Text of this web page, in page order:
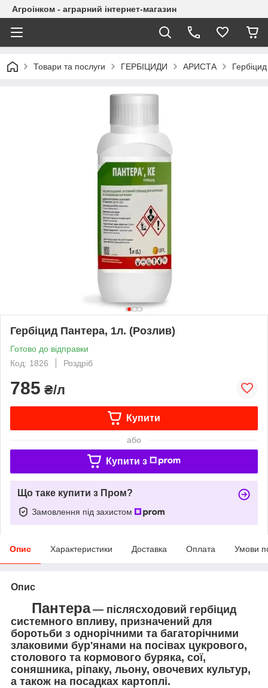
Агроінком - аграрний інтернет-магазин
Товари та послуги ГЕРБІЦИДИ АРИСТА
Гербіцид Пантера, 1л. (Розлив)
Готово до відправки
Код: 1826
Роздріб
785 ₴/л
Купити
або
Купити з
Що таке купити з Пром?
Замовлення під захистом
Опис Характеристики Доставка Оплата Умови
Опис
Пантера — післясходовий гербіцид
системного впливу, призначений для
боротьби з однорічними та багаторічними
злаковими бур'янами на посівах цукрового,
столового та кормового буряка, сої,
соняшника, ріпаку, льону, овочевих культур,
а також на посадках картоплі.